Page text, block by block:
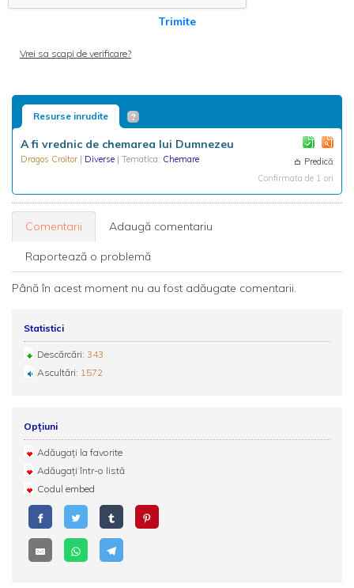
Trimite
Vrei sa scapi de verificare?
Resurse inrudite
A fi vrednic de chemarea lui Dumnezeu
Dragos Croitor | Diverse | Tematica: Chemare
Predică
Confirmata de 1 ori
Comentarii Adaugă comentariu
Raportează o problemă
Până în acest moment nu au fost adăugate comentarii.
Statistici
Descărcări: 343
Ascultări: 1572
Opțiuni
Adăugați la favorite
Adăugați într-o listă
Codul embed